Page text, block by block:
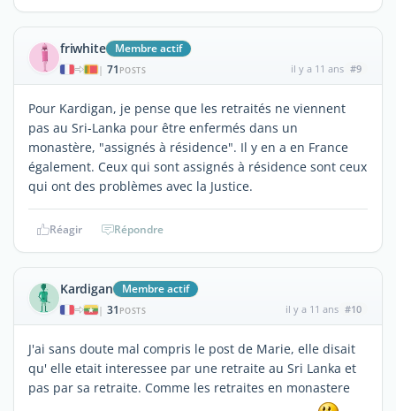
friwhite Membre actif
| 71 POSTS il y a 11 ans #9
Pour Kardigan, je pense que les retraités ne viennent
pas au Sri-Lanka pour être enfermés dans un
monastère, "assignés à résidence". Il y en a en France
également. Ceux qui sont assignés à résidence sont ceux
qui ont des problèmes avec la Justice.
Réagir Répondre
Kardigan Membre actif
| 31 POSTS il y a 11 ans #10
J'ai sans doute mal compris le post de Marie, elle disait
qu' elle etait interessee par une retraite au Sri Lanka et
pas par sa retraite. Comme les retraites en monastere